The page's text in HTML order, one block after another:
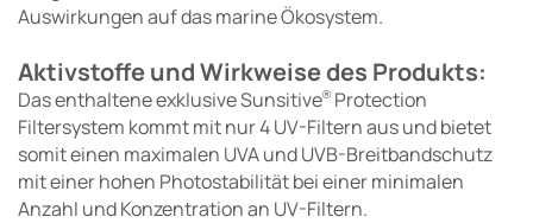
Auswirkungen auf das marine Ökosystem.
Aktivstoffe und Wirkweise des Produkts:
Das enthaltene exklusive Sunsitive®Protection
Filtersystem kommt mit nur 4 UV-Filtern aus und bietet
somit einen maximalen UVA und UVB-Breitbandschutz
mit einer hohen Photostabilität bei einer minimalen
Anzahl und Konzentration an UV-Filtern.